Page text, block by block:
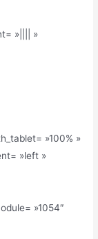
»|||| »
»100% »
»left »
»1054″